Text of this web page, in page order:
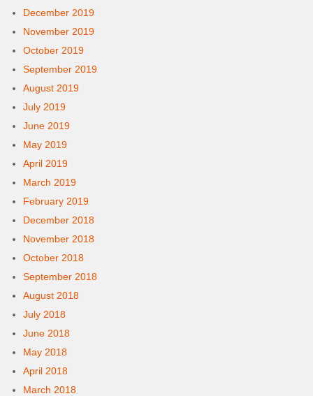
December 2019
November 2019
October 2019
September 2019
August 2019
July 2019
June 2019
May 2019
April 2019
March 2019
February 2019
December 2018
November 2018
October 2018
September 2018
August 2018
July 2018
June 2018
May 2018
April 2018
March 2018